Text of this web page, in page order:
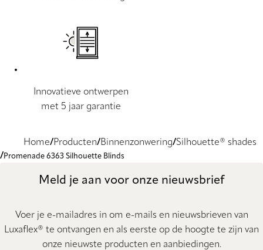
Innovatieve ontwerpen
met 5 jaar garantie
Home Producten Binnenzonwering Silhouette® shades
Promenade 6363 Silhouette Blinds
Meld je aan voor onze nieuwsbrief
Voer je e-mailadres in om e-mails en nieuwsbrieven van
Luxaflex® te ontvangen en als eerste op de hoogte te zijn van
onze nieuwste producten en aanbiedingen.